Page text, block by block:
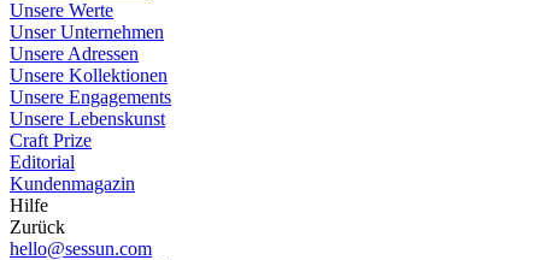
Unsere Werte
Unser Unternehmen
Unsere Adressen
Unsere Kollektionen
Unsere Engagements
Unsere Lebenskunst
Craft Prize
Editorial
Kundenmagazin
Hilfe
Zurück
hello@sessun.com